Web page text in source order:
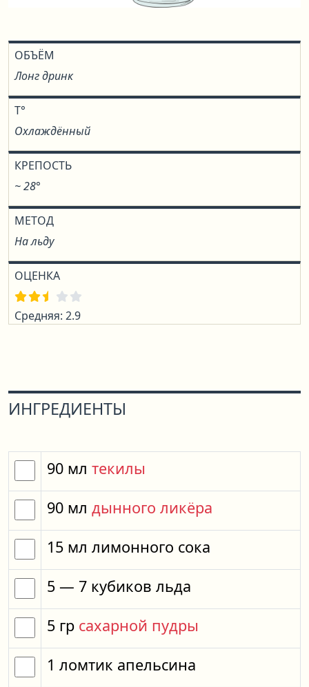
ОБЪЁМ
Лонг дринк
T°
Охлаждённый
КРЕПОСТЬ
~ 28°
МЕТОД
На льду
ОЦЕНКА
Средняя: 2.9
ИНГРЕДИЕНТЫ
90 мл текилы
90 мл дынного ликёра
15 мл лимонного сока
5 — 7 кубиков льда
5 гр сахарной пудры
1 ломтик апельсина